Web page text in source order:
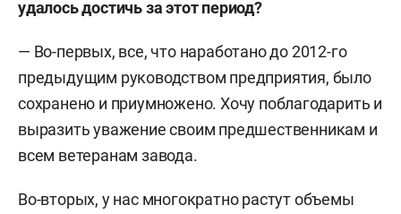
удалось достичь за этот период?
— Во-первых, все, что наработано до 2012-го
предыдущим руководством предприятия, было
сохранено и приумножено. Хочу поблагодарить и
выразить уважение своим предшественникам и
всем ветеранам завода.
Во-вторых, у нас многократно растут объемы